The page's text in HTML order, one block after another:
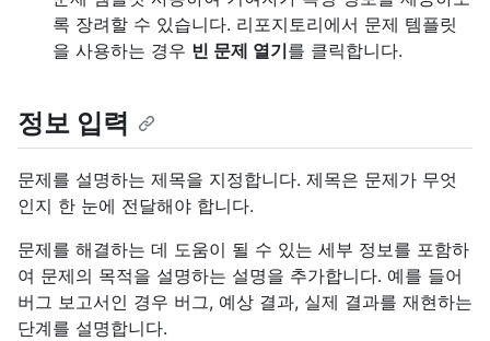
록 장려할 수 있습니다. 리포지토리에서 문제 템플릿
을 사용하는 경우 빈 문제 열기를 클릭합니다.
정보 입력
문제를 설명하는 제목을 지정합니다. 제목은 문제가 무엇
인지 한 눈에 전달해야 합니다.
문제를 해결하는 데 도움이 될 수 있는 세부 정보를 포함하
여 문제의 목적을 설명하는 설명을 추가합니다. 예를 들어
버그 보고서인 경우 버그, 예상 결과, 실제 결과를 재현하는
단계를 설명합니다.